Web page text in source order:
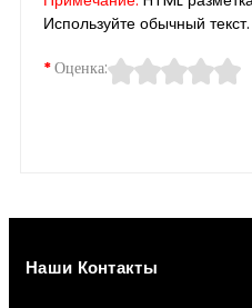
Используйте обычный текст.
Оценка:
Наши Контакты